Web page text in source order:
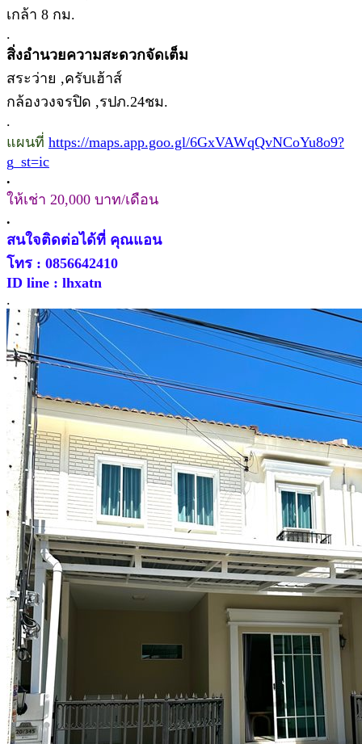
เกล้า 8 กม.
.
สิ่งอำนวยความสะดวกจัดเต็ม
สระว่าย ,ครับเฮ้าส์
กล้องวงจรปิด ,รปภ.24ชม.
.
แผนที่ https://maps.app.goo.gl/6GxVAWqQvNCoYu8o9?
g_st=ic
.
ให้เช่า 20,000 บาท/เดือน
.
สนใจติดต่อได้ที่ คุณแอน
โทร : 0856642410
ID line : lhxatn
.